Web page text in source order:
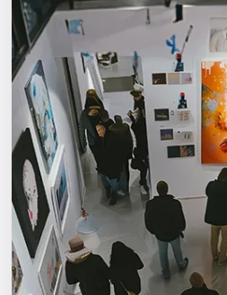
Квесты
Экскурсии
Спорт
События
Города
Площадки